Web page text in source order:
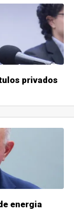
privados
energia